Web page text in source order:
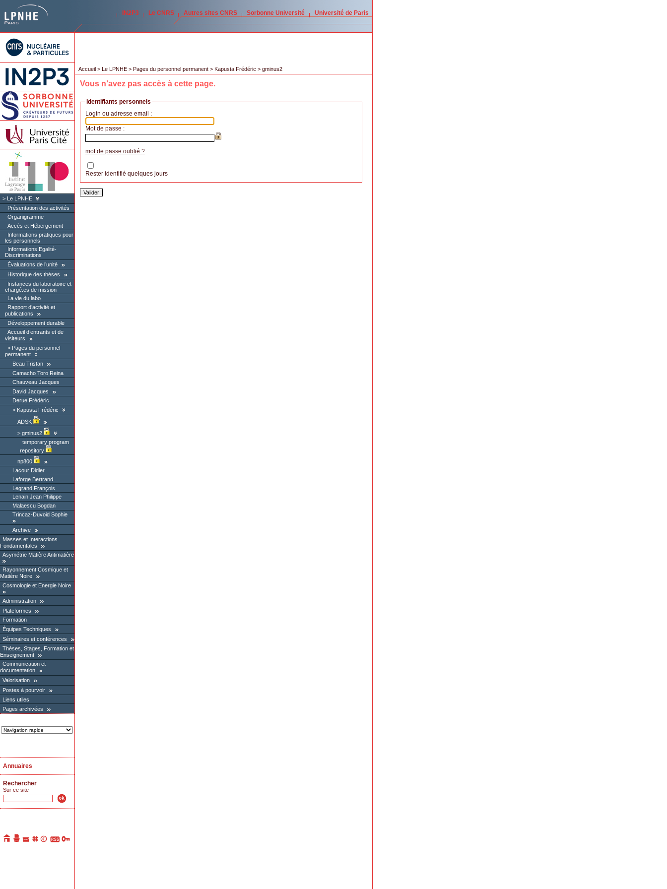
IN2P3 Le CNRS Autres sites CNRS Sorbonne Université Université de Paris
Le LPNHE
Présentation des activités
Organigramme
Accès et Hébergement
Informations pratiques pour
les personnels
Informations Egalité-
Discriminations
Évaluations de l’unité
Historique des thèses
Instances du laboratoire et
chargé.es de mission
La vie du labo
Rapport d’activité et
publications
Développement durable
Accueil d’entrants et de
visiteurs
Pages du personnel
permanent
Beau Tristan
Camacho Toro Reina
Chauveau Jacques
David Jacques
Derue Frédéric
Kapusta Frédéric
ADSK
gminus2
temporary program
repository
np800
Lacour Didier
Laforge Bertrand
Legrand François
Lenain Jean Philippe
Malaescu Bogdan
Trincaz-Duvoid Sophie
Archive
Masses et Interactions
Fondamentales
Asymétrie Matière Antimatière
Rayonnement Cosmique et
Matière Noire
Cosmologie et Energie Noire
Administration
Plateformes
Formation
Équipes Techniques
Séminaires et conférences
Thèses, Stages, Formation et
Enseignement
Communication et
documentation
Valorisation
Postes à pourvoir
Liens utiles
Pages archivées
Annuaires
Rechercher
Sur ce site
Accueil > Le LPNHE > Pages du personnel permanent > Kapusta Frédéric > gminus2
Vous n’avez pas accès à cette page.
Identifiants personnels
Login ou adresse email :
Mot de passe :
mot de passe oublié ?
Rester identifié quelques jours